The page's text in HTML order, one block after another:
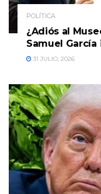
POLÍTICA
¿Adiós al
Samuel
31 JULIO, 2026